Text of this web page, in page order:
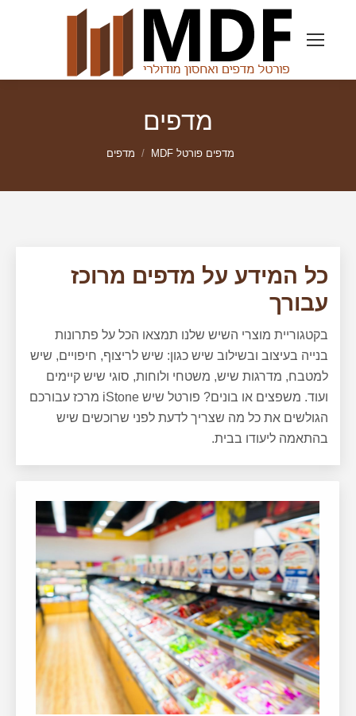
מדפים
מדפים פורטל MDF מדפים
כל המידע על מדפים מרוכז
עבורך
בקטגוריית מוצרי השיש שלנו תמצאו הכל על פתרונות
בנייה בעיצוב ובשילוב שיש כגון: שיש לריצוף, חיפויים, שיש
למטבח, מדרגות שיש, משטחי ולוחות, סוגי שיש קיימים
ועוד. משפצים או בונים? פורטל שיש iStone מרכז עבורכם
הגולשים את כל מה שצריך לדעת לפני שרוכשים שיש
בהתאמה ליעודו בבית.